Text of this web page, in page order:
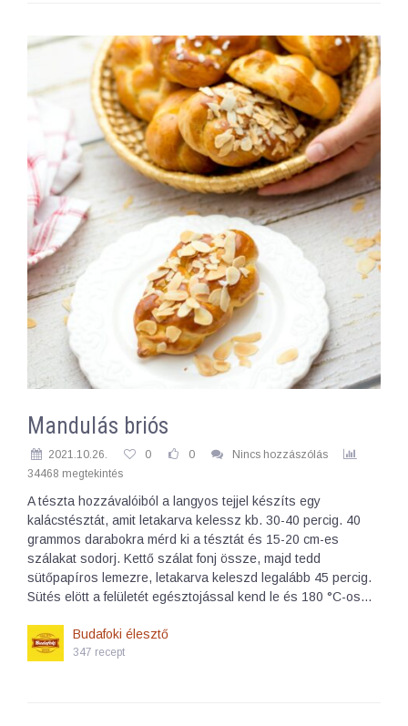
Mandulás briós
2021.10.26. 0 0
Nincs hozzászólás
34468 megtekintés
A tészta hozzávalóiból a langyos tejjel készíts egy
kalácstésztát, amit letakarva kelessz kb. 30-40 percig. 40
grammos darabokra mérd ki a tésztát és 15-20 cm-es
szálakat sodorj. Kettő szálat fonj össze, majd tedd
sütőpapíros lemezre, letakarva keleszd legalább 45 percig.
Sütés elött a felületét egésztojással kend le és 180 °C-os…
Budafoki élesztő
347 recept